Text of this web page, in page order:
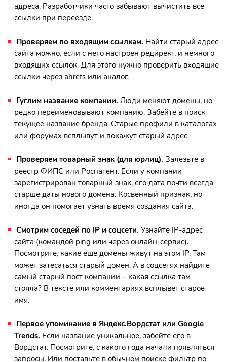
адреса. Разработчики часто забывают вычистить все
ссылки при переезде.
Проверяем по входящим ссылкам. Найти старый адрес
сайта можно, если с него настроен редирект, и немного
входящих ссылок. Для этого нужно проверить входящие
ссылки через ahrefs или аналог.
Гуглим название компании. Люди меняют домены, но
редко переименовывают компанию. Забейте в поиск
текущее название бренда. Старые профили в каталогах
или форумах всплывут и покажут старый адрес.
Проверяем товарный знак (для юрлиц). Залезьте в
реестр ФИПС или Роспатент. Если у компании
зарегистрирован товарный знак, его дата почти всегда
старше даты нового домена. Косвенный признак, но
иногда он помогает узнать время создания сайта.
Смотрим соседей по IP и соцсети. Узнайте IP-адрес
сайта (командой ping или через онлайн-сервис).
Посмотрите, какие еще домены живут на этом IP. Там
может затесаться старый домен. А в соцсетях найдите
самый старый пост компании – какая ссылка там
стояла? В тексте или комментариях всплывет старое
имя.
Первое упоминание в Яндекс.Вордстат или Google
Trends. Если название уникальное, забейте его в
Вордстат. Посмотрите, с какого года начали появляться
запросы. Или поставьте в обычном поиске фильтр по